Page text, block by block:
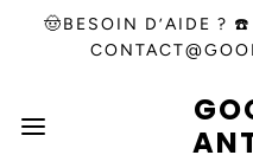
🤠BESOIN D’AIDE ?